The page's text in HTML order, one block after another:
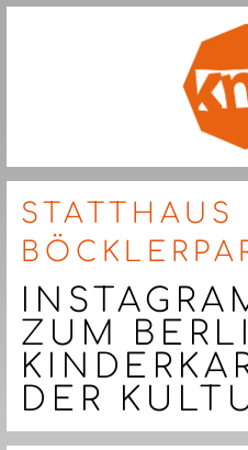
STATTHAUS
ZUM
DER